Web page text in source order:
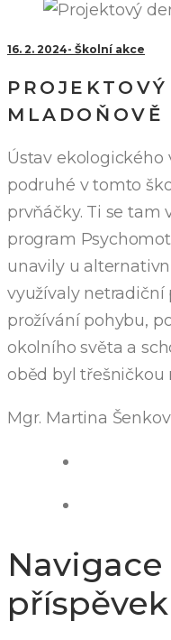
16. 2. 2024 Školní akce
MLADOŇOVĚ
Ústav ekologického
podruhé v tomto
prvňáčky. Ti se tam
program
unavily u
využívaly
prožívání pohybu,
okolního světa a
oběd byl třešničkou
Mgr. Martina
příspěvek